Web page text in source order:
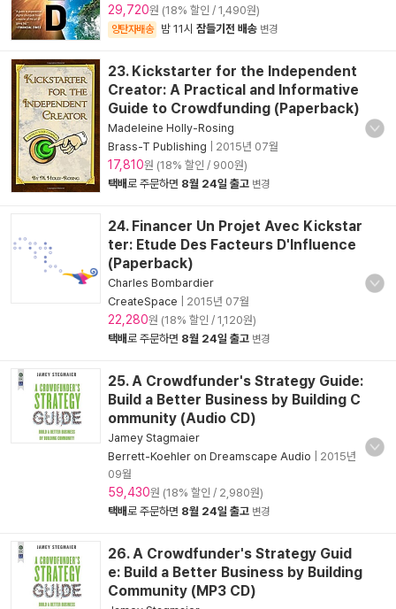
29,720원 (18% 할인 / 1,490원)
양탄자배송 밤 11시 잠들기전 배송 변경
23. Kickstarter for the Independent
Creator: A Practical and Informative
Guide to Crowdfunding (Paperback)
Madeleine Holly-Rosing
Brass-T Publishing
2015년 07월
17,810원 (18% 할인 / 900원)
택배로 주문하면 8월 24일 출고 변경
24. Financer Un Projet Avec Kickstar
ter: Etude Des Facteurs D'Influence
(Paperback)
Charles Bombardier
CreateSpace
2015년 07월
22,280원 (18% 할인 / 1,120원)
택배로 주문하면 8월 24일 출고 변경
25. A Crowdfunder's Strategy Guide:
Build a Better Business by Building C
ommunity (Audio CD)
Jamey Stagmaier
Berrett-Koehler on Dreamscape Audio
2015년
09월
59,430원 (18% 할인 / 2,980원)
택배로 주문하면 8월 24일 출고 변경
26. A Crowdfunder's Strategy Guid
e: Build a Better Business by Building
Community (MP3 CD)